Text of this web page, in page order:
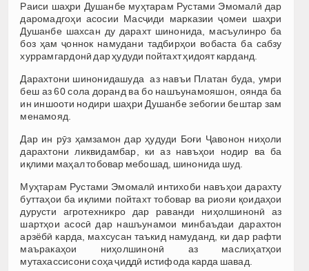
Раиси шаҳри Душанбе муҳтарам Рустами Эмомалӣ дар
даромадгоҳи асосии Масҷиди марказии ҷомеи шаҳри
Душанбе шахсан ду дарахт шинонида, масъулинро ба
боз ҳам ҷоннок намудани тадбирҳои вобаста ба сабзу
хуррамгардонӣ дар ҳудуди пойтахт ҳидоят карданд.
Дарахтони шинонидашуда аз навъи Платан буда, умри
беш аз 60 сола доранд ва бо нашъунамояшон, оянда ба
ин иншооти нодири шаҳри Душанбе зебогии бештар зам
менамояд.
Дар ин рӯз ҳамзамон дар ҳудуди Боғи Ҷавонон ниҳоли
дарахтони ликвидамбар, ки аз навъҳои нодир ва ба
иқлими маҳал тобовар мебошад, шинонида шуд.
Муҳтарам Рустами Эмомалӣ интихоби навъҳои дарахту
буттаҳои ба иқлими пойтахт тобовар ва риояи қоидаҳои
дурусти агротехникро дар раванди ниҳолшинонӣ аз
шартҳои асосӣ дар нашъунамои минбаъдаи дарахтон
арзёбӣ карда, махсусан таъкид намуданд, ки дар рафти
маъракаҳои ниҳолшинонӣ аз маслиҳатҳои
мутахассисони соҳа ҷиддӣ истифода карда шавад.